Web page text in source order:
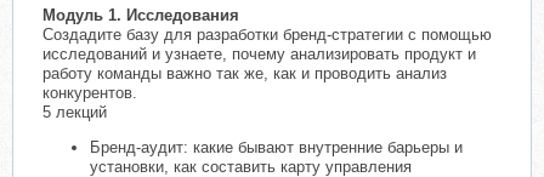
Модуль 1. Исследования
Создадите базу для разработки бренд-стратегии с помощью
исследований и узнаете, почему анализировать продукт и
работу команды важно так же, как и проводить анализ
конкурентов.
5 лекций
Бренд-аудит: какие бывают внутренние барьеры и
установки, как составить карту управления